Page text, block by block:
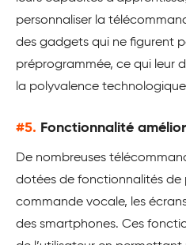
personnaliser la
des gadgets qui ne figurent
préprogrammée, ce qui leur
la polyvalence
#5. Fonctionnalité
De nombreuses
dotées de fonctionnalités de
commande vocale, les
des smartphones. Ces